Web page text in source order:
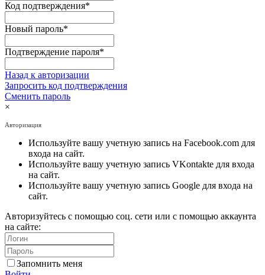
Код подтверждения*
Новый пароль*
Подтверждение пароля*
Назад к авторизации
Запросить код подтверждения
Сменить пароль
×
Авторизация
Используйте вашу учетную запись на Facebook.com для
входа на сайт.
Используйте вашу учетную запись VKontakte для входа
на сайт.
Используйте вашу учетную запись Google для входа на
сайт.
Авторизуйтесь с помощью соц. сети или с помощью аккаунта
на сайте:
Запомнить меня